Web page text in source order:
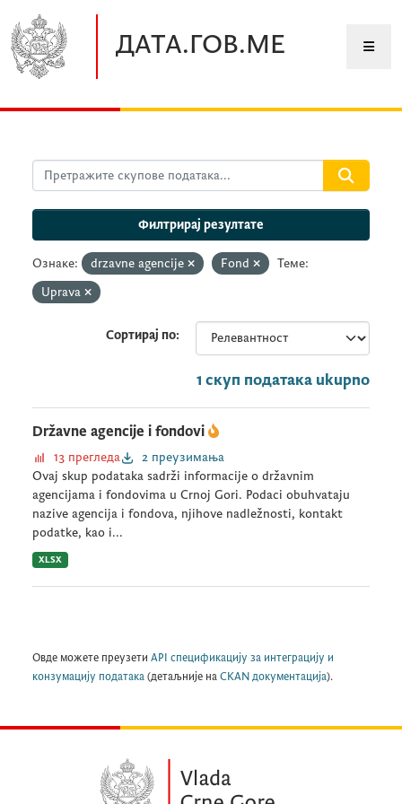
ДАТА.ГОВ.МЕ
Филтрирај резултате
Ознаке: drzavne agencije Fond
Теме:
Uprava
Сортирај по
1 скуп података ukupno
Državne agencije i fondovi
13 прегледа
2 преузимања
Ovaj skup podataka sadrži informacije o državnim
agencijama i fondovima u Crnoj Gori. Podaci obuhvataju
nazive agencija i fondova, njihove nadležnosti, kontakt
podatke, kao i...
XLSX
Овде можете преузети API спецификацију за интеграцију и
конзумацију података (детаљније на CKAN документација).